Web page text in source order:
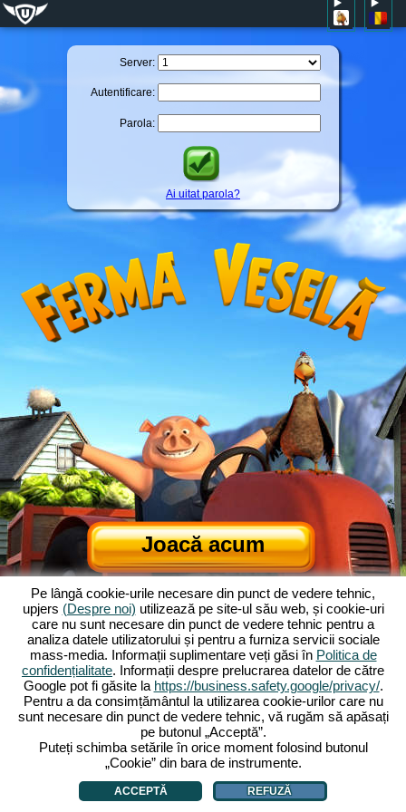
Server:
Autentificare:
Parola:
Ai uitat parola?
Joacă acum
Despre Ferma Veselă|Povestea din spatele jocului de browser|
Caracteristicile|TCG|Contact/Credite|Declarație de confidențialitate|
|My Free Farm 2 App|Google Play
Jocuri de browser - Upjers.com|Gestionarea cookie-urilor
Pe lângă cookie-urile necesare din punct de vedere tehnic,
upjers (Despre noi) utilizează pe site-ul său web, și cookie-uri
care nu sunt necesare din punct de vedere tehnic pentru a
analiza datele utilizatorului și pentru a furniza servicii sociale
mass-media. Informații suplimentare veți găsi în Politica de
confidențialitate. Informații despre prelucrarea datelor de către
Google pot fi găsite la https://business.safety.google/privacy/.
Pentru a da consimțământul la utilizarea cookie-urilor care nu
sunt necesare din punct de vedere tehnic, vă rugăm să apăsați
pe butonul „Acceptă”.
Puteți schimba setările în orice moment folosind butonul
„Cookie” din bara de instrumente.
ACCEPTĂ REFUZĂ